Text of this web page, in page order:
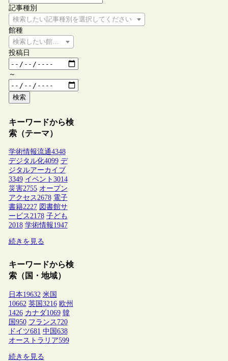
記事種別
検索したい記事種別を選択してください
館種
検索したい館種を選択してください
投稿日
～
検索
キーワードから検
索（テーマ）
学術情報流通4348
デジタル化4099 デ
ジタルアーカイブ
3349 イベント 3014
災害2755 オープン
アクセス2678 電子
書籍2227 図書館サ
ービス2178 子ども
2018 学術情報1947
続きを見る
キーワードから検
索（国・地域）
日本19632 米国
10662 英国3216 欧州
1426 カナダ1069 韓
国950 フランス 720
ドイツ681 中国638
オーストラリア599
続きを見る